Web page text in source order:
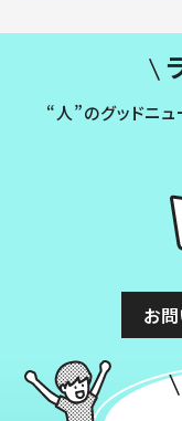
“人”のグッドニ
お